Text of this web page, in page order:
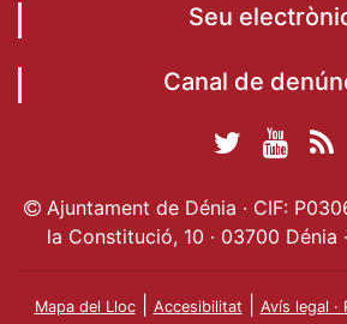
Seu
Canal de
de
Ajuntament de Dénia · CIF:
la Constitució, 10 · 03700 Dénia ·
Mapa del Lloc| Accesibilitat Avís legal